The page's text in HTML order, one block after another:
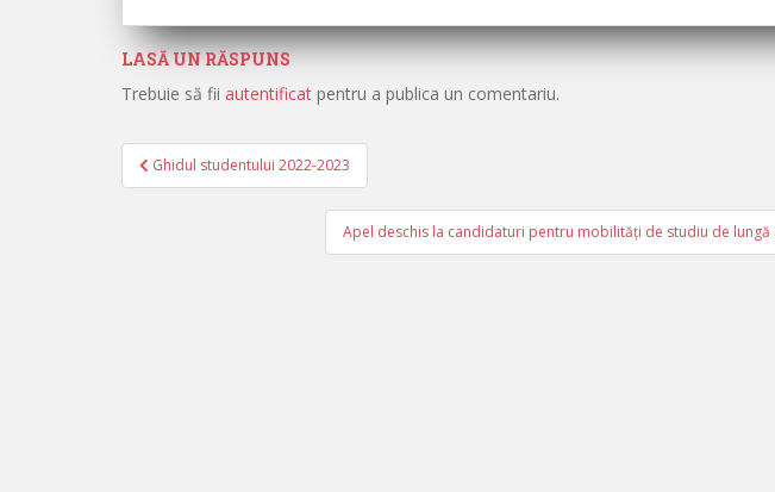
LASĂ UN RĂSPUNS
Trebuie să fii autentificat pentru a publica un comentariu.
Navigare în articole
Ghidul studentului 2022-2023
Apel deschis la candidaturi pentru mobilităţi de studiu de lungă